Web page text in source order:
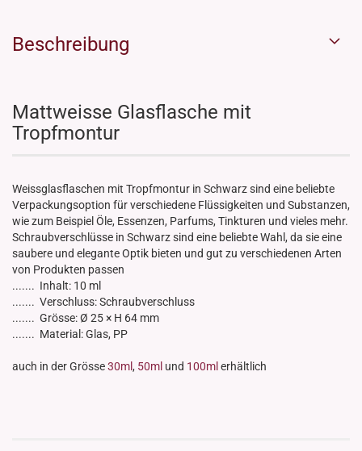
Beschreibung
Mattweisse Glasflasche mit
Tropfmontur
Weissglasflaschen mit Tropfmontur in Schwarz sind eine beliebte
Verpackungsoption für verschiedene Flüssigkeiten und Substanzen,
wie zum Beispiel Öle, Essenzen, Parfums, Tinkturen und vieles mehr.
Schraubverschlüsse in Schwarz sind eine beliebte Wahl, da sie eine
saubere und elegante Optik bieten und gut zu verschiedenen Arten
von Produkten passen
....... Inhalt: 10 ml
....... Verschluss: Schraubverschluss
....... Grösse: Ø 25 × H 64 mm
....... Material: Glas, PP
auch in der Grösse30ml, 50ml und 100ml erhältlich